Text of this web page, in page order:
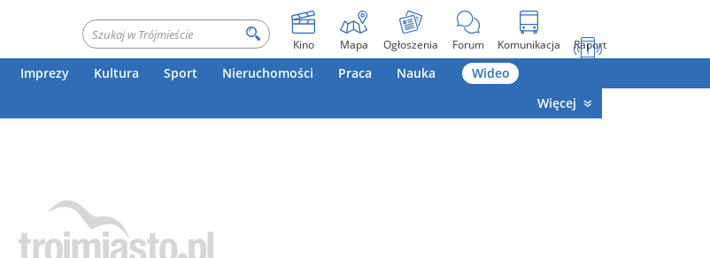
Kino Mapa Ogłoszenia Forum Komunikacja Raport
Imprezy Kultura Sport Nieruchomości Praca Nauka
Wideo
Więcej